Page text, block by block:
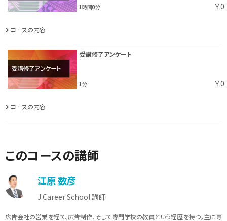
1時間0分 ￥0
コースの内容
受講修了アンケート
1分 ￥0
コースの内容
このコースの講師
江原 数彦
J Career School 講師
広告会社の営業を経て、広告制作、そして専門学校の教員という経歴を持つ。主に専